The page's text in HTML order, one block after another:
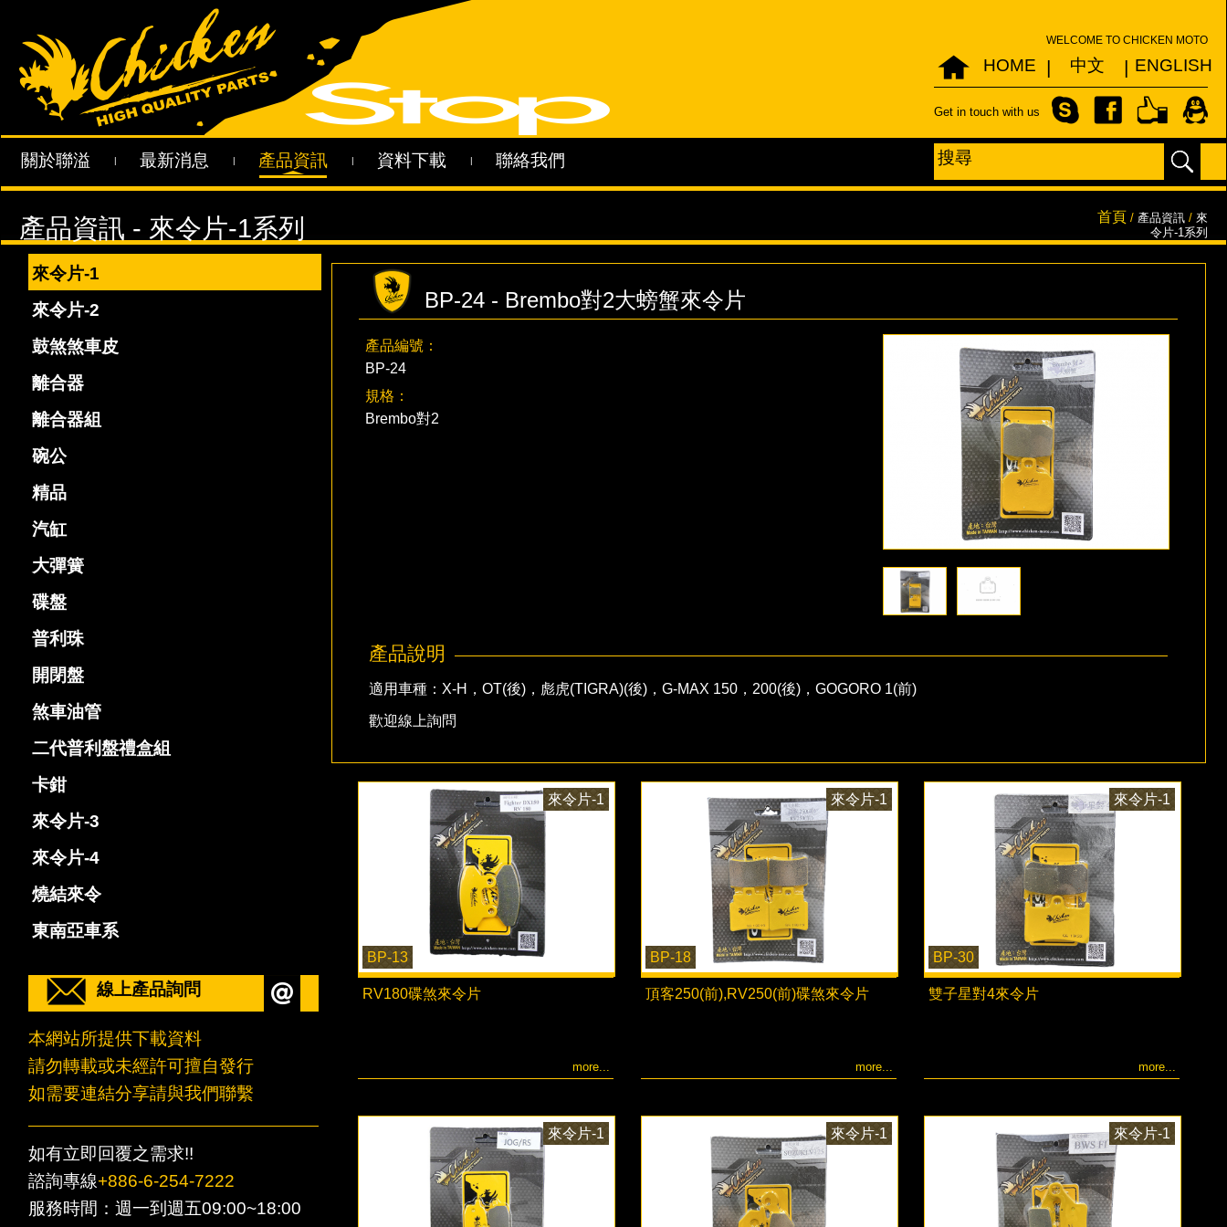
WELCOME TO CHICKEN MOTO
HOME | 中文 | ENGLISH
Get in touch with us
關於聯溢 | 最新消息 | 產品資訊 | 資料下載 | 聯絡我們
首頁 / 產品資訊 / 來
令片-1系列
來令片-1
來令片-2
鼓煞煞車皮
離合器
離合器組
碗公
精品
汽缸
大彈簧
碟盤
普利珠
開閉盤
煞車油管
二代普利盤禮盒組
卡鉗
來令片-3
來令片-4
燒結來令
東南亞車系
線上產品詢問
本網站所提供下載資料
請勿轉載或未經許可擅自發行
如需要連結分享請與我們聯繫
如有立即回覆之需求!!
諮詢專線+886-6-254-7222
服務時間：週一到週五09:00~18:00
BP-24 - Brembo對2大螃蟹來令片
產品編號：
BP-24
規格：
Brembo對2
產品說明
適用車種：X-H，OT(後)，彪虎(TIGRA)(後)，G-MAX 150，200(後)，GOGORO 1(前)
歡迎線上詢問
BP-13
來令片-1
RV180碟煞來令片
more...
BP-18
來令片-1
頂客250(前),RV250(前)碟煞來令片
more...
BP-30
來令片-1
雙子星對4來令片
more...
來令片-1 來令片-1 來令片-1